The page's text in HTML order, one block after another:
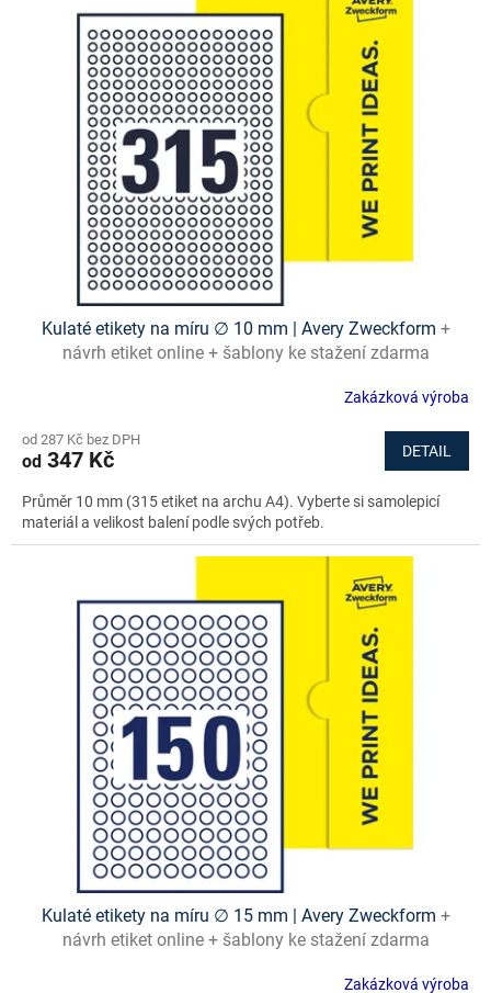
Kulaté etikety na míru ∅ 10 mm | Avery Zweckform +
návrh etiket online + šablony ke stažení zdarma
Zakázková výroba
od 287 Kč bez DPH
od 347 Kč DETAIL
Průměr 10 mm (315 etiket na archu A4). Vyberte si samolepicí
materiál a velikost balení podle svých potřeb.
Kulaté etikety na míru ∅ 15 mm | Avery Zweckform +
návrh etiket online + šablony ke stažení zdarma
Zakázková výroba